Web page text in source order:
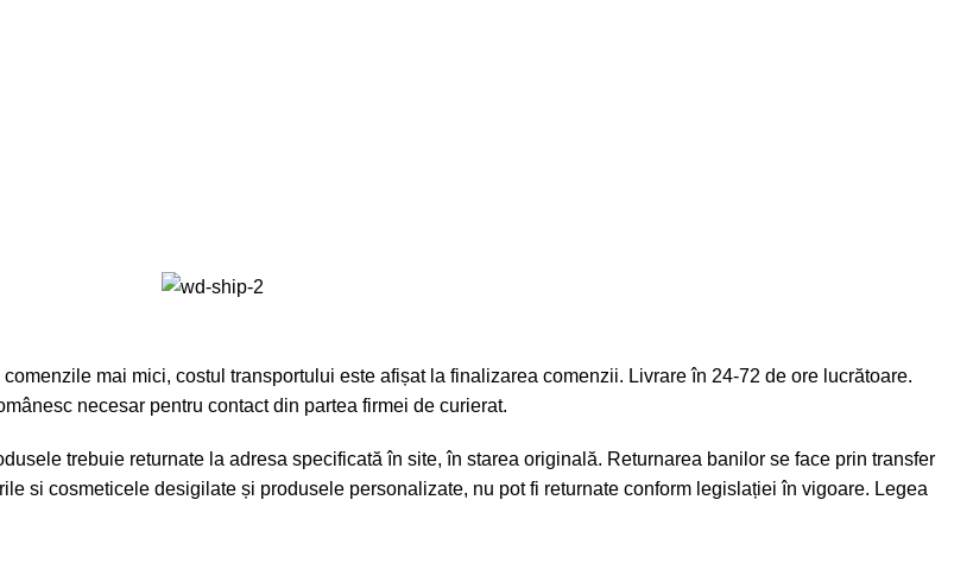
mai mici, costul transportului este afișat la finalizarea comenzii. Livrare în 24-72 de ore lucrătoare.
necesar pentru contact din partea firmei de curierat.
trebuie returnate la adresa specificată în site, în starea originală. Returnarea banilor se face prin transfer
si cosmeticele desigilate și produsele personalizate, nu pot fi returnate conform legislației în vigoare. Legea